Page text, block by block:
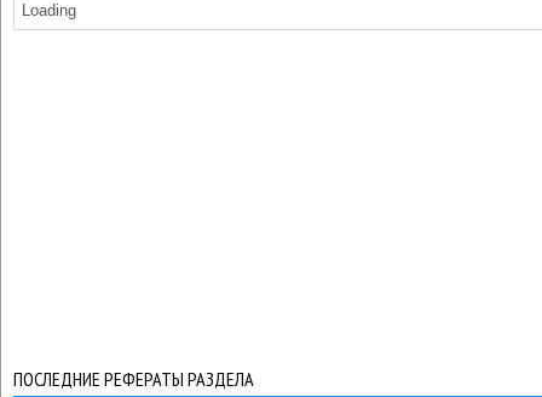
Loading
ПОСЛЕДНИЕ РЕФЕРАТЫ РАЗДЕЛА